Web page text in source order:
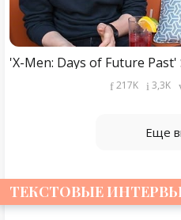
217K 3,3K
Еще
ТЕКСТОВЫЕ